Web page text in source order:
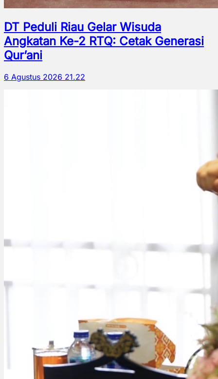
DT Peduli Riau Gelar Wisuda
Angkatan Ke-2 RTQ: Cetak Generasi
Qur’ani
6 Agustus 2026 21.22